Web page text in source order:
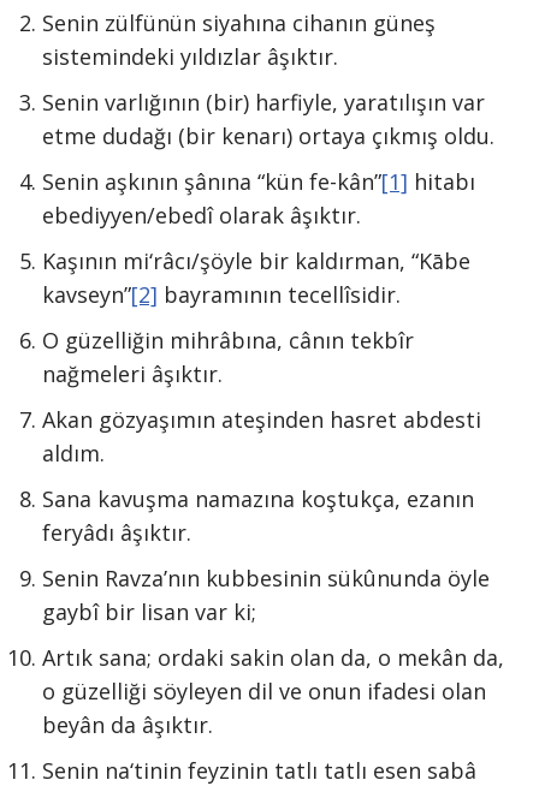
Senin zülfünün siyahına cihanın güneş
sistemindeki yıldızlar âşıktır.
Senin varlığının (bir) harfiyle, yaratılışın var
etme dudağı (bir kenarı) ortaya çıkmış oldu.
Senin aşkının şânına “kün fe-kân”[1] hitabı
ebediyyen/ebedî olarak âşıktır.
Kaşının mi‘râcı/şöyle bir kaldırman, “Kābe
kavseyn”[2] bayramının tecellîsidir.
O güzelliğin mihrâbına, cânın tekbîr
nağmeleri âşıktır.
Akan gözyaşımın ateşinden hasret abdesti
aldım.
Sana kavuşma namazına koştukça, ezanın
feryâdı âşıktır.
Senin Ravza’nın kubbesinin sükûnunda öyle
gaybî bir lisan var ki;
Artık sana; ordaki sakin olan da, o mekân da,
o güzelliği söyleyen dil ve onun ifadesi olan
beyân da âşıktır.
Senin na‘tinin feyzinin tatlı tatlı esen sabâ